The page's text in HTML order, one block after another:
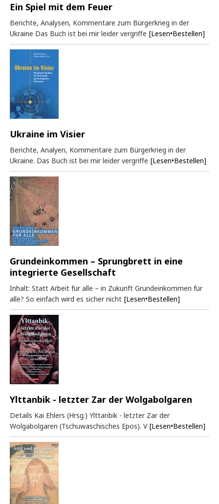
Ein Spiel mit dem Feuer
Berichte, Analysen, Kommentare zum Bürgerkrieg in der
Ukraine Das Buch ist bei mir leider vergriffe [Lesen•Bestellen]
Ukraine im Visier
Berichte, Analyen, Kommentare zum Bürgerkrieg in der
Ukraine. Das Buch ist bei mir leider vergriffe [Lesen•Bestellen]
Grundeinkommen – Sprungbrett in eine
integrierte Gesellschaft
Inhalt: Statt Arbeit für alle – in Zukunft Grundeinkommen für
alle? So einfach wird es sicher nicht [Lesen•Bestellen]
Ylttanbik - letzter Zar der Wolgabolgaren
Details Kai Ehlers (Hrsg.) Ylttanbik - letzter Zar der
Wolgabolgaren (Tschuwaschisches Epos). V [Lesen•Bestellen]